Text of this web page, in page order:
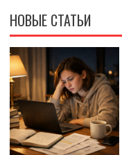
НОВЫЕ СТАТЬИ